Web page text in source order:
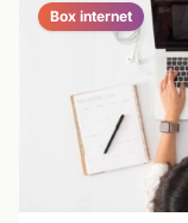
Box internet